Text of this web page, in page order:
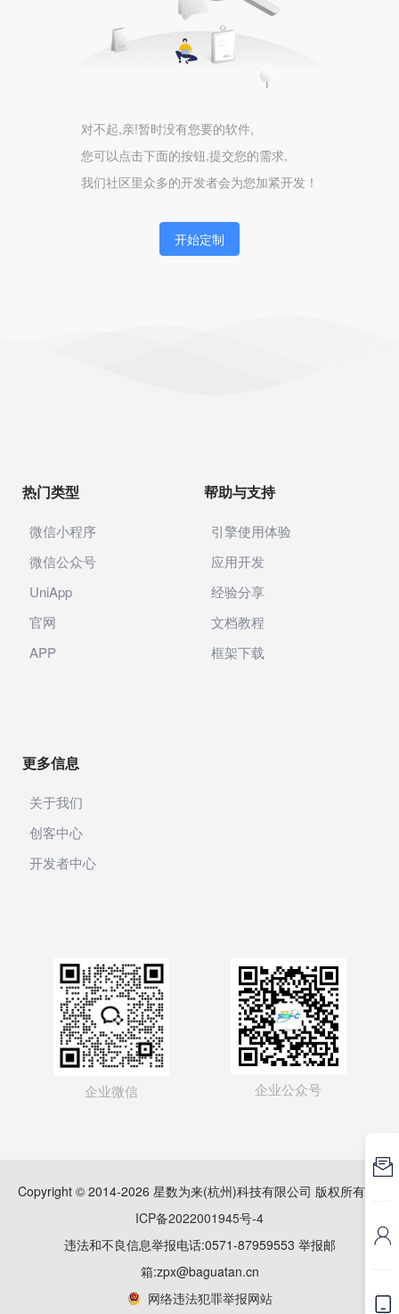
对不起,亲!暂时没有您要的软件,
您可以点击下面的按钮,提交您的需求,
我们社区里众多的开发者会为您加紧开发！
开始定制
热门类型
微信小程序
微信公众号
UniApp
官网
APP
帮助与支持
引擎使用体验
应用开发
经验分享
文档教程
框架下载
更多信息
关于我们
创客中心
开发者中心
企业微信 企业公众号
Copyright © 2014-2026 星数为来(杭州)科技有限公司 版权所有
ICP备2022001945号-4
违法和不良信息举报电话:0571-87959553 举报邮
箱:zpx@baguatan.cn
网络违法犯罪举报网站


